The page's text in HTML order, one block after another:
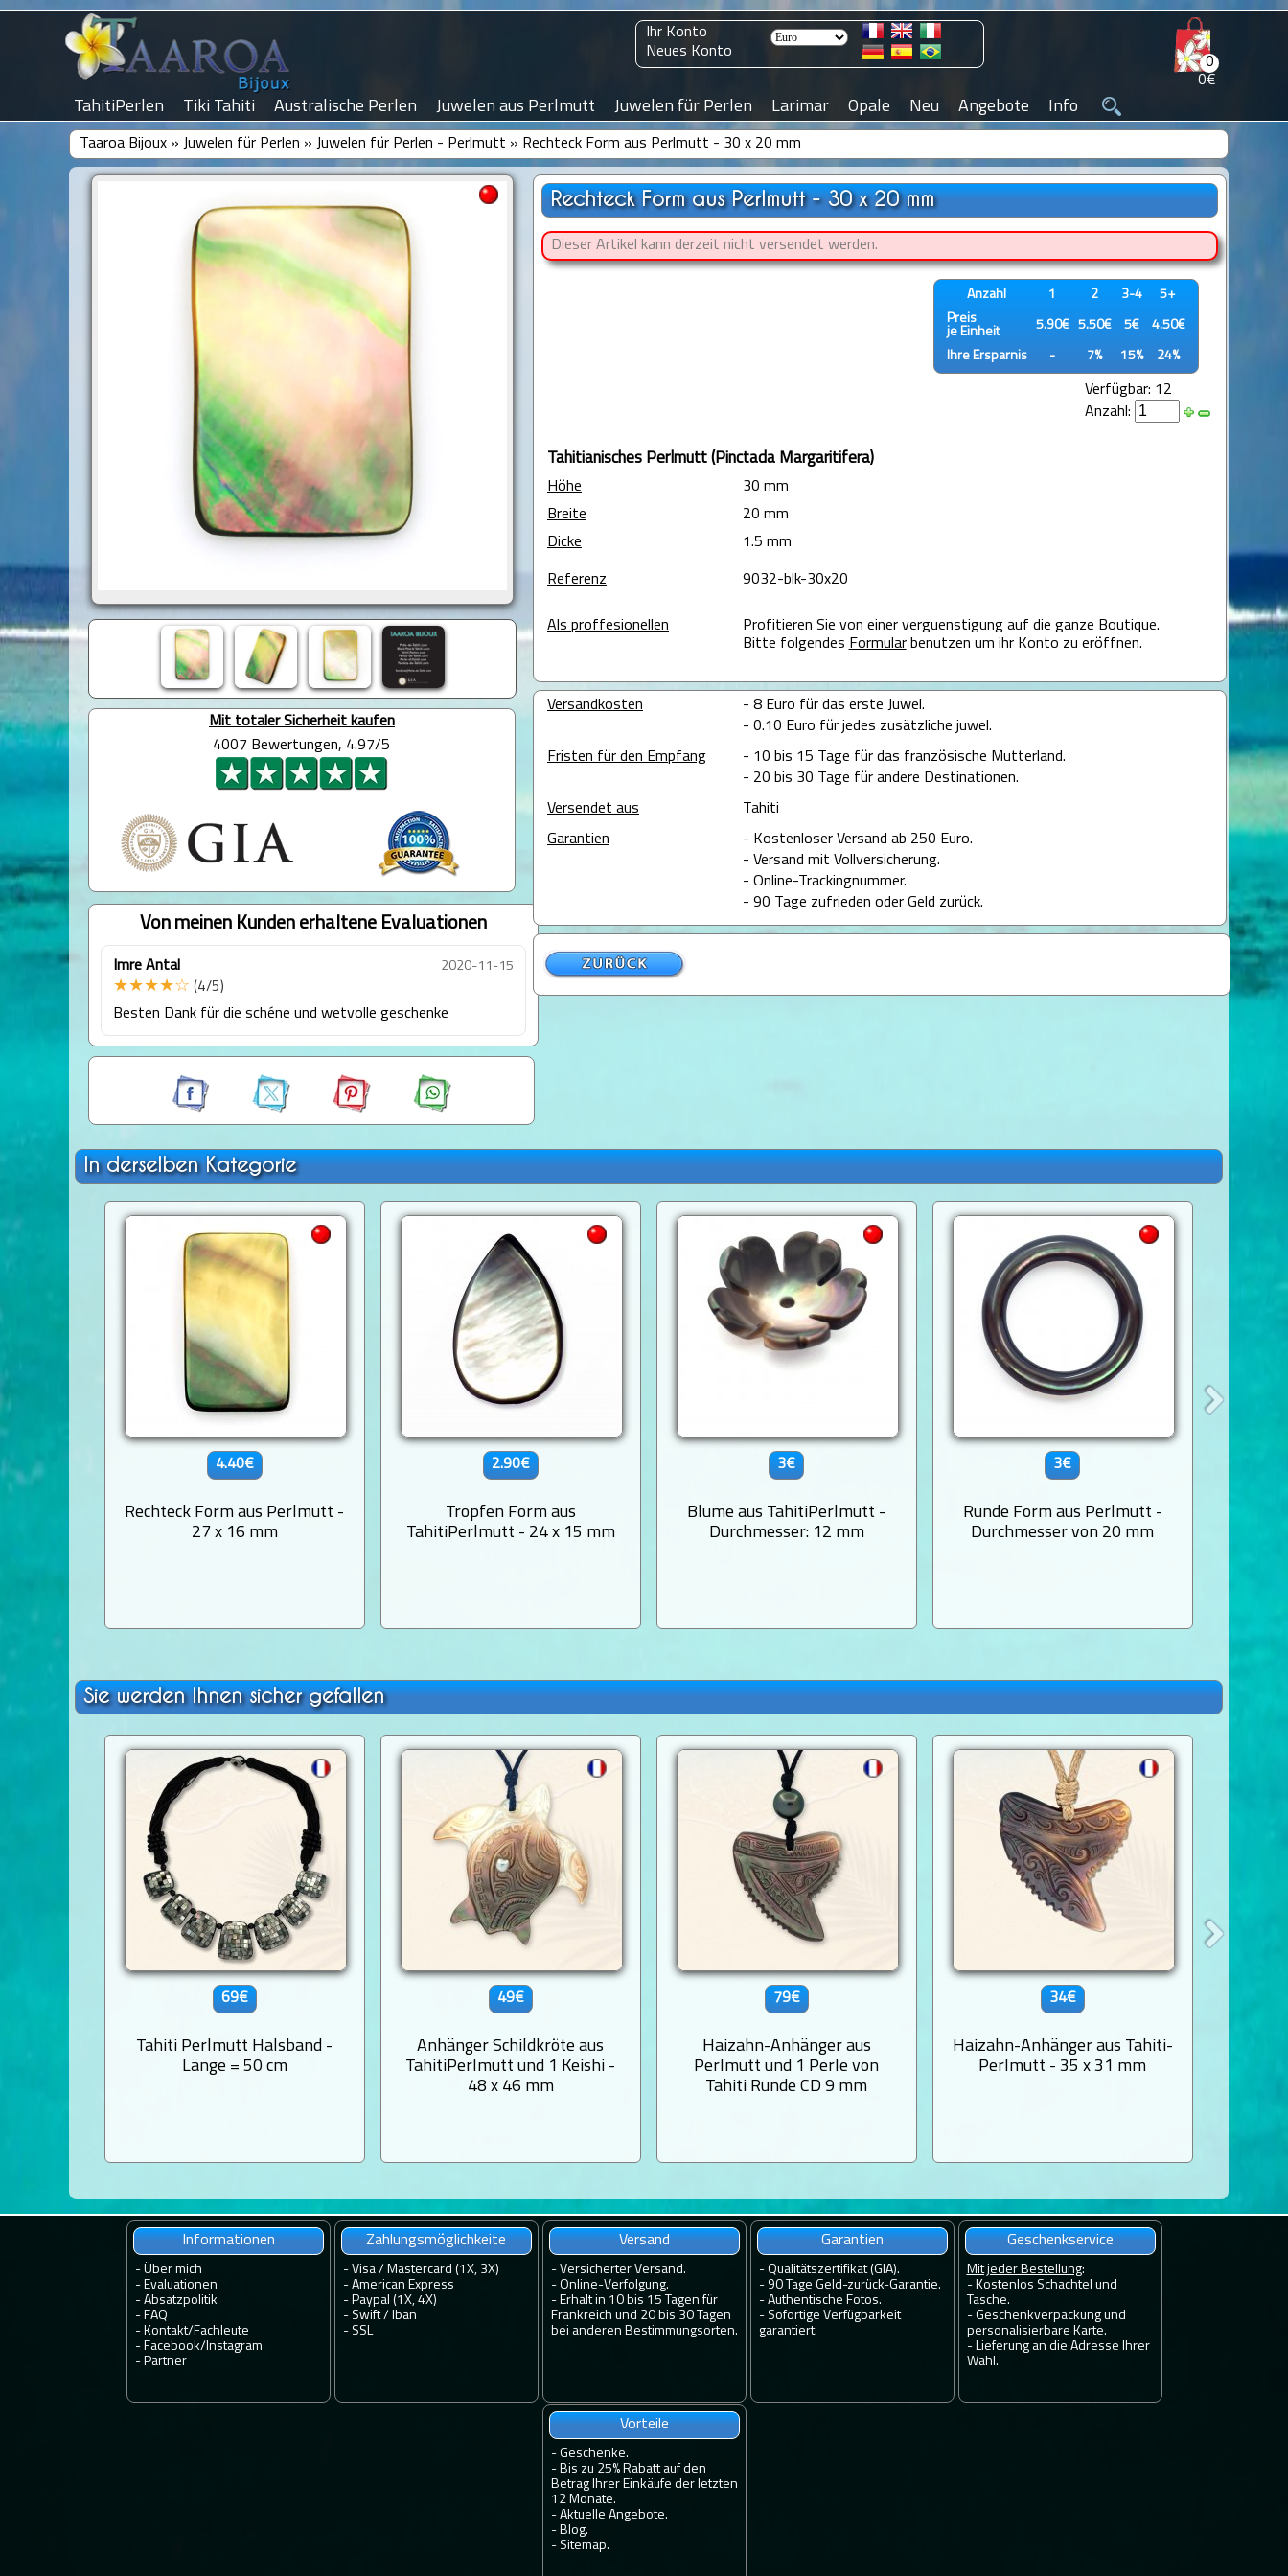
0
0€
Ihr Konto
Neues Konto
TahitiPerlen Tiki Tahiti Australische Perlen Juwelen aus Perlmutt Juwelen für Perlen Larimar Opale Neu Angebote Info
Taaroa Bijoux» Juwelen für Perlen » Juwelen für Perlen - Perlmutt » Rechteck Form aus Perlmutt - 30 x 20 mm
Mit totaler Sicherheit kaufen
4007 Bewertungen, 4.97/5
Von meinen Kunden erhaltene Evaluationen
Imre Antal 2020-11-15
★★★★☆ (4/5)
Besten Dank für die schéne und wetvolle geschenke
Rechteck Form aus Perlmutt - 30 x 20 mm
Dieser Artikel kann derzeit nicht versendet werden.
Anzahl 1 2 3-4
5+
Preis
je Einheit
5.90€ 5.50€ 5€ 4.50€
Ihre Ersparnis - 7% 15% 24%
Verfügbar: 12
Anzahl:
Tahitianisches Perlmutt (Pinctada Margaritifera)
Höhe
30 mm
Breite
20 mm
Dicke
1.5 mm
Referenz 9032-blk-30x20
Als proffesionellen
Profitieren Sie von einer verguenstigung auf die ganze Boutique.
Bitte folgendes Formularbenutzen um ihr Konto zu eröffnen.
Versandkosten
- 8 Euro für das erste Juwel.
- 0.10 Euro für jedes zusätzliche juwel.
Fristen für den Empfang
- 10 bis 15 Tage für das französische Mutterland.
- 20 bis 30 Tage für andere Destinationen.
Versendet aus
Tahiti
Garantien
- Kostenloser Versand ab 250 Euro.
- Versand mit Vollversicherung.
- Online-Trackingnummer.
- 90 Tage zufrieden oder Geld zurück.
In derselben Kategorie
4.40€
Rechteck Form aus Perlmutt -
27 x 16 mm
2.90€
Tropfen Form aus
TahitiPerlmutt - 24 x 15 mm
3€
Blume aus TahitiPerlmutt -
Durchmesser: 12 mm
3€
Runde Form aus Perlmutt -
Durchmesser von 20 mm
Sie werden Ihnen sicher gefallen
69€
Tahiti Perlmutt Halsband -
Länge = 50 cm
49€
Anhänger Schildkröte aus
TahitiPerlmutt und 1 Keishi -
48 x 46 mm
79€
Haizahn-Anhänger aus
Perlmutt und 1 Perle von
Tahiti Runde CD 9 mm
34€
Haizahn-Anhänger aus Tahiti-
Perlmutt - 35 x 31 mm
Informationen
- Über mich
- Evaluationen
- Absatzpolitik
- FAQ
- Kontakt/ Fachleute
- Facebook/ Instagram
- Partner
Zahlungsmöglichkeite
- Visa / Mastercard (1X, 3X)
- American Express
- Paypal (1X, 4X)
- Swift / Iban
- SSL
Versand
- Versicherter Versand.
- Online-Verfolgung.
- Erhalt in 10 bis 15 Tagen für
Frankreich und 20 bis 30 Tagen
bei anderen Bestimmungsorten.
Garantien
- Qualitätszertifikat (GIA).
- 90 Tage Geld-zurück-Garantie.
- Authentische Fotos.
- Sofortige Verfügbarkeit
garantiert.
Geschenkservice
Mit jeder Bestellung:
- Kostenlos Schachtel und
Tasche.
- Geschenkverpackung und
personalisierbare Karte.
- Lieferung an die Adresse Ihrer
Wahl.
Vorteile
- Geschenke.
- Bis zu 25% Rabatt auf den
Betrag Ihrer Einkäufe der letzten
12 Monate.
- Aktuelle Angebote.
- Blog.
- Sitemap.